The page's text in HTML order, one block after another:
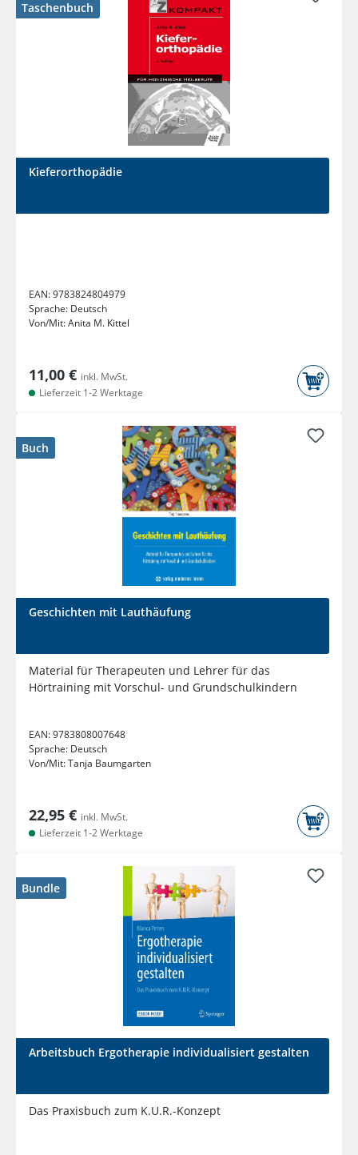
Taschenbuch
Kieferorthopädie
EAN:9783824804979
Sprache: Deutsch
Von/Mit:Anita M. Kittel
11,00 € inkl. MwSt.
Lieferzeit 1-2 Werktage
Buch
Geschichten mit Lauthäufung
Material für Therapeuten und Lehrer für das
Hörtraining mit Vorschul- und Grundschulkindern
EAN:9783808007648
Sprache: Deutsch
Von/Mit:Tanja Baumgarten
22,95 € inkl. MwSt.
Lieferzeit 1-2 Werktage
Bundle
Arbeitsbuch Ergotherapie individualisiert gestalten
Das Praxisbuch zum K.U.R.-Konzept